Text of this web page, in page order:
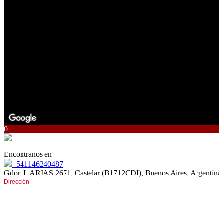
0
Encontranos en
+541146240487
Gdor. I. ARIAS 2671, Castelar (B1712CDI), Buenos Aires,
Dirección